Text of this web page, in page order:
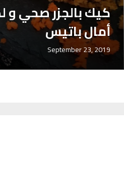
كيك بالجزر صحي و
أمال باتيس
September 23, 2019